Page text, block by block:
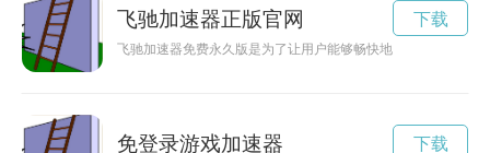
飞驰加速器正版官网
飞驰加速器免费永久版是为了让用户能够畅快地享受网络体验
下载
免登录游戏加速器 下载